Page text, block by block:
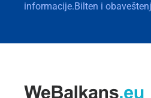
informacije.Bilten i